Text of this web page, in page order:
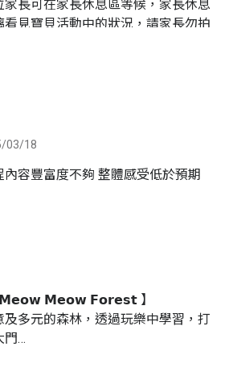
節，服裝請斟酌
將會設計更多的視覺刺激、前庭刺
家長可在家長休息區等候，家長休息
看見寶貝活動中的狀況，請家長勿拍
活動前建議先帶寶貝如廁，才不會
不舒服的狀況，請務必請假在家休
護他人，請家長一同配合哦！為了
會請寶貝至旁休息，再請家長們見
型課程的寶貝，容易出現緊張、害
給寶貝一些時間慢慢適應，多鼓勵
若出現此情況，爸比媽咪可以試著加
會加快寶貝適應的速度哦！
03/18
容豐富度不夠 整體感受低於預期
𝗠𝗲𝗼𝘄 𝗠𝗲𝗼𝘄 𝗙𝗼𝗿𝗲𝘀𝘁 】
多元的森林，透過玩樂中學習，打
門